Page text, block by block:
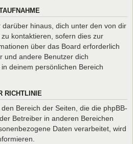
hinaus, dich unter den von dir
kontaktieren, sofern dies zur
über das Board erforderlich
und andere Benutzer dich
deinem persönlichen Bereich
RICHTLINIE
Bereich der Seiten, die die phpBB-
Betreiber in anderen Bereichen
Daten verarbeitet, wird